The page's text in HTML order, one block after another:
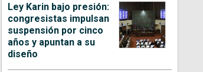
Ley Karin bajo presión:
congresistas impulsan
suspensión por cinco
años y apuntan a su
diseño